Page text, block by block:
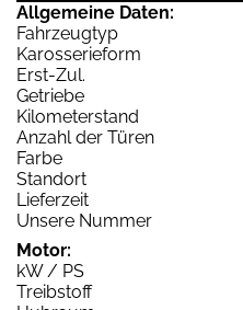
Allgemeine Daten:
Fahrzeugtyp
Karosserieform
Erst-Zul.
Getriebe
Kilometerstand
Anzahl der Türen
Farbe
Standort
Lieferzeit
Unsere Nummer
Motor:
kW / PS
Treibstoff